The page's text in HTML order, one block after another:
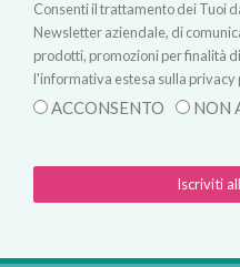
Consenti il trattamento dei Tuoi
Newsletter aziendale, di
prodotti, promozioni per finalità
l'informativa estesa sulla
ACCONSENTO NON
Iscriviti